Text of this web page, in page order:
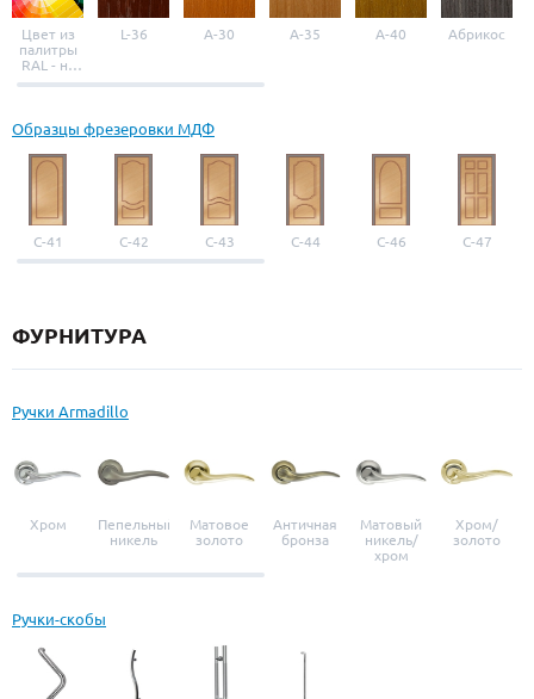
Цвет из
палитры
RAL - на
выбор
L-36 A-30 A-35 A-40 Абрикос
Образцы фрезеровки МДФ
С-41 С-42 С-43 С-44 С-46 С-47
ФУРНИТУРА
Ручки Armadillo
Хром
Пепельный
никель
Матовое
золото
Античная
бронза
Матовый
никель/
хром
Хром/
золото
Ручки-скобы